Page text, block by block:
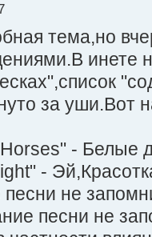
тема,но
инете
за уши.Вот
- Белые
-
не
песни не